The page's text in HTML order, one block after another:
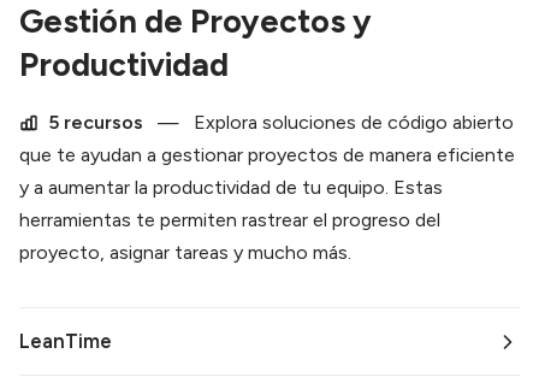
Gestión de Proyectos y
Productividad
5 recursos —
Explora soluciones de código abierto
que te ayudan a gestionar proyectos de manera eficiente
y a aumentar la productividad de tu equipo. Estas
herramientas te permiten rastrear el progreso del
proyecto, asignar tareas y mucho más.
LeanTime